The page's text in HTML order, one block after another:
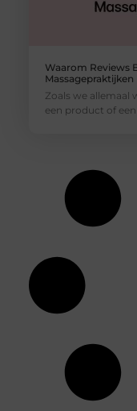
Waarom Reviews
Massagepraktijken
Zoals we allemaal
een product of